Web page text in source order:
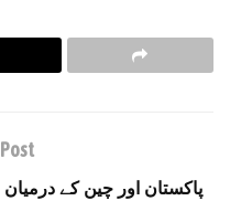
پاکستان اور چین کے